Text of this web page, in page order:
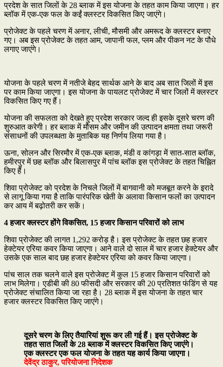
प्रदेश के सात जिलों के 28 ब्लाक में इस योजना के तहत काम किया जाएगा। हर
ब्लॉक में एक-एक फल के कईं क्लस्टर विकसित किए जाएंगे।
प्रोजेक्ट के पहले चरण में अनार, लीची, मौसमी और अमरूद के क्लस्टर बनाए
गए। अब इस प्रोजेक्ट के तहत आम, जापानी फल, प्लम और पीकन नट के पौधे
लगाए जाएंगे।
योजना के पहले चरण में नतीजे बेहद सार्थक आने के बाद अब सात जिलों में इस
पर काम किया जाएगा। इस योजना के पायलट प्रोजेक्ट में चार जिलों में क्लस्टर
विकसित किए गए हैं।
योजना की सफलता को देखते हुए प्रदेश सरकार जल्द ही इसके दूसरे चरण की
शुरुआत करेगी। हर ब्लाक में मौसम और जमीन की उत्पादन क्षमता तथा जरूरी
संसाधनों की उपलब्धता के मुताबिक यह निर्णय लिया गया है।
ऊना, सोलन और सिरमौर में एक-एक ब्लाक, मंडी व कांगड़ा में सात-सात ब्लॉक,
हमीरपुर में छह ब्लॉक और बिलासपुर में पांच ब्लॉक इस प्रोजेक्ट के तहत चिह्नित
किए हैं।
शिवा प्रोजेक्ट को प्रदेश के निचले जिलों में बागवानी को मजबूत करने के इरादे
से लागू किया गया है ताकि पारंपरिक खेती के अलावा किसान फलों का उत्पादन
कर आय में बढ़ोतरी कर सकें।
4 हजार क्लस्टर होंगे विकसित, 15 हजार किसान परिवारों को लाभ
शिवा प्रोजेक्ट की लागत 1,292 करोड़ है। इस प्रोजेक्ट के तहत छह हजार
हेक्टेयर एरिया कवर किया जाएगा। आने वाले दो साल में चार हजार हेक्टेयर और
उसके एक साल बाद छह हजार हेक्टेयर एरिया को कवर किया जाएगा।
पांच साल तक चलने वाले इस प्रोजेक्ट में कुल 15 हजार किसान परिवारों को
लाभ मिलेगा। एडीबी की 80 फीसदी और सरकार की 20 प्रतिशत फंडिंग से यह
प्रोजेक्ट संचालित किया जा रहा है। 28 ब्लाक में इस योजना के तहत चार
हजार क्लस्टर विकसित किए जाएंगे।
दूसरे चरण के लिए तैयारियां शुरू कर ली गई हैं। इस प्रोजेक्ट के
तहत सात जिलों के 28 ब्लाक में क्लस्टर विकसित किए जाएंगे।
एक क्लस्टर एक फल योजना के तहत यह कार्य किया जाएगा।
देवेंद्र ठाकुर, परियोजना निदेशक